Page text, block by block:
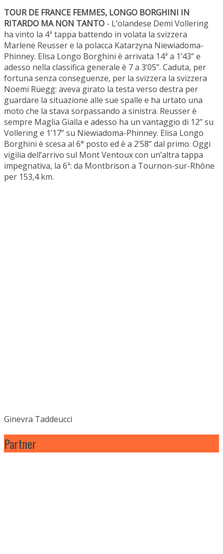
TOUR DE FRANCE FEMMES, LONGO BORGHINI IN
RITARDO MA NON TANTO - L’olandese Demi Vollering
ha vinto la 4ª tappa battendo in volata la svizzera
Marlene Reusser e la polacca Katarzyna Niewiadoma-
Phinney. Elisa Longo Borghini è arrivata 14ª a 1’43” e
adesso nella classifica generale è 7 a 3’05”. Caduta, per
fortuna senza conseguenze, per la svizzera la svizzera
Noemi Rüegg: aveva girato la testa verso destra per
guardare la situazione alle sue spalle e ha urtato una
moto che la stava sorpassando a sinistra. Reusser è
sempre Maglia Gialla e adesso ha un vantaggio di 12” su
Vollering e 1’17” su Niewiadoma-Phinney. Elisa Longo
Borghini è scesa al 6° posto ed è a 2’58” dal primo. Oggi
vigilia dell’arrivo sul Mont Ventoux con un’altra tappa
impegnativa, la 6ª: da Montbrison a Tournon-sur-Rhône
per 153,4 km.
Ginevra Taddeucci
Partner